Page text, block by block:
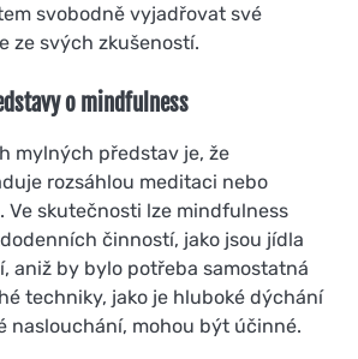
svobodně vyjadřovat své
ze svých zkušeností.
o mindfulness
mylných představ je, že
rozsáhlou meditaci nebo
Ve skutečnosti lze mindfulness
činností, jako jsou jídla
aniž by bylo potřeba samostatná
techniky, jako je hluboké dýchání
naslouchání, mohou být účinné.